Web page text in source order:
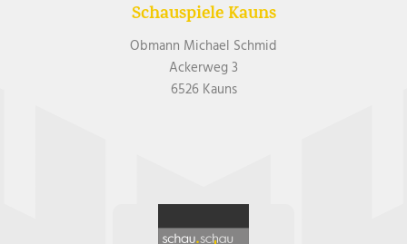
Schauspiele Kauns
Obmann Michael Schmid
Ackerweg 3
6526 Kauns